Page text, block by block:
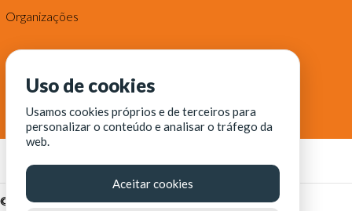
Organizações
© Fortaleza Digital || CITINOVA - Fundação de Ciência,
Uso de cookies
Usamos cookies próprios e de terceiros para
personalizar o conteúdo e analisar o tráfego da
web.
Aceitar cookies